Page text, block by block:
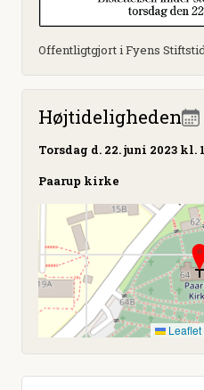
Offentligtgjort i Fyens
Højtideligheden
Torsdag d. 22. juni 2023 kl.
Paarup kirke
Leaflet